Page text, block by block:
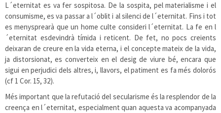
L´eternitat es va fer sospitosa. De la sospita, pel materialisme i el
consumisme, es va passar a l´oblit i al silenci de l´eternitat. Fins i tot
es menysprearà que un home culte consideri l´eternitat. La fe en l
´eternitat esdevindrà tímida i reticent. De fet, no pocs creients
deixaran de creure en la vida eterna, i el concepte mateix de la vida,
ja distorsionat, es converteix en el desig de viure bé, encara que
sigui en perjudici dels altres, i, llavors, el patiment es fa més dolorós
(cf 1 Cor. 15, 32).
Més important que la refutació del secularisme és la resplendor de la
creença en l´eternitat, especialment quan aquesta va acompanyada